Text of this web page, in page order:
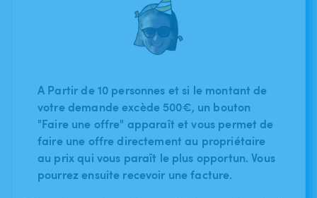
A Partir de 10 personnes et si le montant de
votre demande excède 500€, un bouton
"Faire une offre" apparaît et vous permet de
faire une offre directement au propriétaire
au prix qui vous paraît le plus opportun. Vous
pourrez ensuite recevoir une facture.